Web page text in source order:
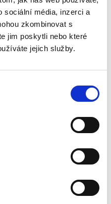
sociální média, inzerci a
zkombinovat s
jim poskytli nebo které
jejich služby.
zvláštnosti zohlednit
rozsudek pro
civilního